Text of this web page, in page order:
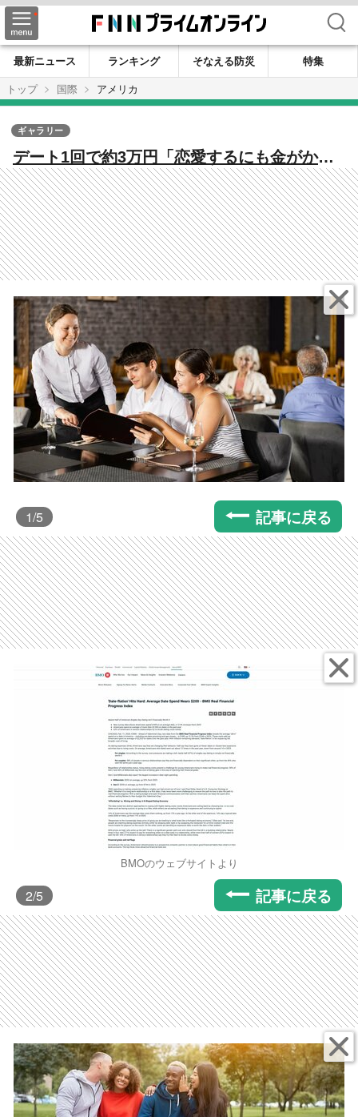
検索
最新ニュース ランキング そなえる防災
特集
トップ
国際 アメリカ
デート1回で約3万円「恋愛するにも金がかか
りすぎる」 アメリカの若者の間で広がる“デ
ート・フレーション” 政治にも影響か
ギャラリー
1/5 記事に戻る
BMOのウェブサイトより
2/5 記事に戻る